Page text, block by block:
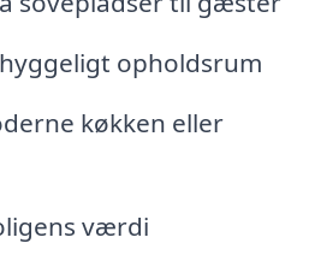
opholdsrum
køkken eller
værdi